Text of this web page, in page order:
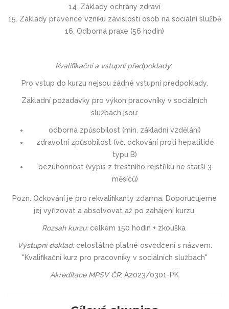
14. Základy ochrany zdraví
15. Základy prevence vzniku závislosti osob na sociální službě
16. Odborná praxe (56 hodin)
Kvalifikační a vstupní předpoklady:
Pro vstup do kurzu nejsou žádné vstupní předpoklady.
Základní požadavky pro výkon pracovníky v sociálních
službách jsou:
odborná způsobilost (min. základní vzdělání)
zdravotní způsobilost (vč. očkování proti hepatitidě
typu B)
bezúhonnost (výpis z trestního rejstříku ne starší 3
měsíců)
Pozn. Očkování je pro rekvalifikanty zdarma. Doporučujeme
jej vyřizovat a absolvovat až po zahájení kurzu.
Rozsah kurzu:celkem 150 hodin + zkouška
Výstupní doklad:celostátně platné osvědčení s názvem:
"Kvalifikační kurz pro pracovníky v sociálních službách"
Akreditace MPSV ČR: A2023/0301-PK